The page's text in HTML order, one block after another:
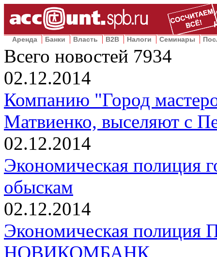
Аренда Банки Власть B2B Налоги Семинары
Всего новостей 7934
02.12.2014
Компанию "Город
Матвиенко, выселяют с
02.12.2014
Экономическая полиция
обыскам
02.12.2014
Экономическая полиция
НОВИКОМБАНК